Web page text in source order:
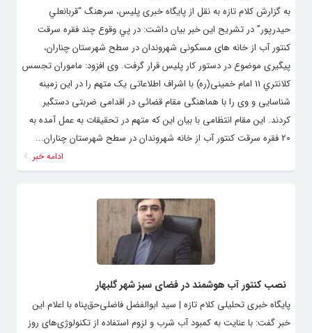
به گزارش کلام تازه به نقل از پايگاه خبری پليس، سرهنگ “قربانعلي
حيدرپور” در تشريح اين خبر بیان داشت: در پي وقوع چند فقره سرقت
كنتور آب از خانه های مسکونی شهروندان در سطح شهرستان چناران،
پیگیری موضوع در دستور کار پلیس قرار گرفت. وی افزود: ماموران تجسس
كلانتري 11 امام خمینی(ره) با اشراف اطلاعاتی یک متهم را در این زمینه
شناسایی و وی را با هماهنگی مقام قضائی در اقدامی ضربتی دستگیر
کردند. این مقام انتظامی با بیان این که متهم در تحقیقات به عمل آمده به
20 فقره سرقت كنتور آب از خانه شهروندان در سطح شهرستان چناران...
ادامه خبر
نصب کنتور آب هوشمند در فضای سبز شهر گلبهار
پایگاه خبری تحلیلی کلام تازه | سید ابوالفضل فاضلی‌حق‌پناه با اعلام این
خبر گفت: با عنایت به کمبود آب شرب و لزوم استفاده از تکنولوژی‌های روز